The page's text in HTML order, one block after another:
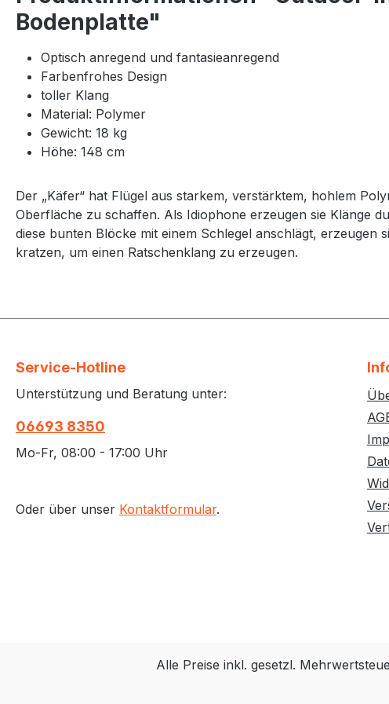
Bodenplatte"
Optisch anregend und fantasieanregend
Farbenfrohes Design
toller Klang
Material: Polymer
Gewicht: 18 kg
Höhe: 148 cm
Der „Käfer“ hat Flügel aus starkem, verstärktem, hohlem
Oberfläche zu schaffen. Als Idiophone erzeugen sie Klänge
diese bunten Blöcke mit einem Schlegel anschlägt, erzeugen
kratzen, um einen Ratschenklang zu erzeugen.
Service-Hotline
Unterstützung und Beratung unter:
06693 8350
Mo-Fr, 08:00 - 17:00 Uhr
Oder über unser Kontaktformular.
Alle Preise inkl. gesetzl.